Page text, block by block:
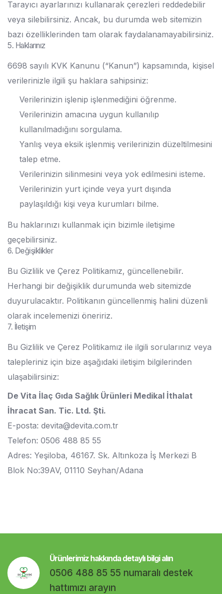
Tarayıcı ayarlarınızı kullanarak çerezleri reddedebilir
veya silebilirsiniz. Ancak, bu durumda web sitemizin
bazı özelliklerinden tam olarak faydalanamayabilirsiniz.
5. Haklarınız
6698 sayılı KVK Kanunu (“Kanun”) kapsamında, kişisel
verilerinizle ilgili şu haklara sahipsiniz:
Verilerinizin işlenip işlenmediğini öğrenme.
Verilerinizin amacına uygun kullanılıp
kullanılmadığını sorgulama.
Yanlış veya eksik işlenmiş verilerinizin düzeltilmesini
talep etme.
Verilerinizin silinmesini veya yok edilmesini isteme.
Verilerinizin yurt içinde veya yurt dışında
paylaşıldığı kişi veya kurumları bilme.
Bu haklarınızı kullanmak için bizimle iletişime
geçebilirsiniz.
6. Değişiklikler
Bu Gizlilik ve Çerez Politikamız, güncellenebilir.
Herhangi bir değişiklik durumunda web sitemizde
duyurulacaktır. Politikanın güncellenmiş halini düzenli
olarak incelemenizi öneririz.
7. İletişim
Bu Gizlilik ve Çerez Politikamız ile ilgili sorularınız veya
talepleriniz için bize aşağıdaki iletişim bilgilerinden
ulaşabilirsiniz:
De Vita İlaç Gıda Sağlık Ürünleri Medikal İthalat
İhracat San. Tic. Ltd. Şti.
E-posta: devita@devita.com.tr
Telefon: 0506 488 85 55
Adres: Yeşiloba, 46167. Sk. Altınkoza İş Merkezi B
Blok No:39AV, 01110 Seyhan/Adana
Ürünlerimiz hakkında detaylı bilgi alın
0506 488 85 55 numaralı destek
hattımızı arayın